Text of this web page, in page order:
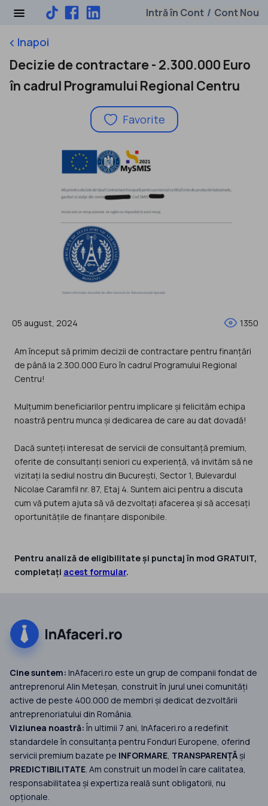
Intră în Cont / Cont Nou
keyboard_arrow_leftInapoi
Decizie de contractare - 2.300.000 Euro
în cadrul Programului Regional Centru
Favorite
05 august, 2024 1350
Am început să primim decizii de contractare pentru finanțări
de până la 2.300.000 Euro în cadrul Programului Regional
Centru!
Mulțumim beneficiarilor pentru implicare și felicităm echipa
noastră pentru munca și dedicarea de care au dat dovadă!
Dacă sunteți interesat de servicii de consultanță premium,
oferite de consultanți seniori cu experiență, vă invităm să ne
vizitați la sediul nostru din București, Sector 1, Bulevardul
Nicolae Caramfil nr. 87, Etaj 4. Suntem aici pentru a discuta
cum vă putem ajuta să vă dezvoltați afacerea și să accesați
oportunitățile de finanțare disponibile.
Pentru analiză de eligibilitate și punctaj în mod GRATUIT,
completați acest formular.
Cine suntem: InAfaceri.ro este un grup de companii fondat de
antreprenorul Alin Meteșan, construit în jurul unei comunități
active de peste 400.000 de membri și dedicat dezvoltării
antreprenoriatului din România.
Viziunea noastră:În ultimii 7 ani, InAfaceri.ro a redefinit
standardele în consultanța pentru Fonduri Europene, oferind
servicii premium bazate pe INFORMARE, TRANSPARENȚĂși
PREDICTIBILITATE. Am construit un model în care calitatea,
responsabilitatea și expertiza reală sunt obligatorii, nu
opționale.